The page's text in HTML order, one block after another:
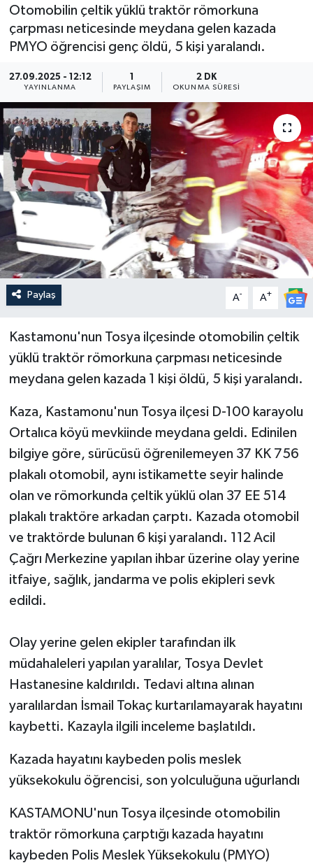
Otomobilin çeltik yüklü traktör römorkuna
çarpması neticesinde meydana gelen kazada
PMYO öğrencisi genç öldü, 5 kişi yaralandı.
27.09.2025 - 12:12
YAYINLANMA
1
PAYLAŞIM
2 DK
OKUNMA SÜRESI
Paylaş A- A+
Kastamonu'nun Tosya ilçesinde otomobilin çeltik
yüklü traktör römorkuna çarpması neticesinde
meydana gelen kazada 1 kişi öldü, 5 kişi yaralandı.
Kaza, Kastamonu'nun Tosya ilçesi D-100 karayolu
Ortalıca köyü mevkiinde meydana geldi. Edinilen
bilgiye göre, sürücüsü öğrenilemeyen 37 KK 756
plakalı otomobil, aynı istikamette seyir halinde
olan ve römorkunda çeltik yüklü olan 37 EE 514
plakalı traktöre arkadan çarptı. Kazada otomobil
ve traktörde bulunan 6 kişi yaralandı. 112 Acil
Çağrı Merkezine yapılan ihbar üzerine olay yerine
itfaiye, sağlık, jandarma ve polis ekipleri sevk
edildi.
Olay yerine gelen ekipler tarafından ilk
müdahaleleri yapılan yaralılar, Tosya Devlet
Hastanesine kaldırıldı. Tedavi altına alınan
yaralılardan İsmail Tokaç kurtarılamayarak hayatını
kaybetti. Kazayla ilgili inceleme başlatıldı.
Kazada hayatını kaybeden polis meslek
yüksekokulu öğrencisi, son yolculuğuna uğurlandı
KASTAMONU'nun Tosya ilçesinde otomobilin
traktör römorkuna çarptığı kazada hayatını
kaybeden Polis Meslek Yüksekokulu (PMYO)
Medya
Sivil Toplum
Siyaset
Spor
Tarım
Turizm
Yerel Yönetimler
DÜNYA
YEREL